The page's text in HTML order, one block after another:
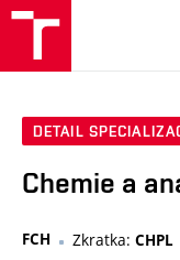
DETAIL
Chemie a
FCH Zkratka: CHPL